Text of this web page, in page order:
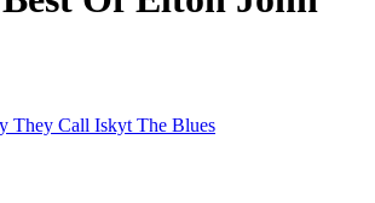
They Call Iskyt The Blues